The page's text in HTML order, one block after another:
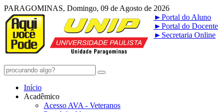
PARAGOMINAS, Domingo, 09 de Agosto de 2026
►Portal do Aluno
►Portal do Docente
► Secretaria Online
Início
Acadêmico
Acesso AVA - Veteranos